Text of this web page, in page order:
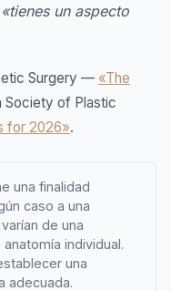
un aspecto
Surgery — «The
Society of Plastic
for 2026».
una finalidad
caso a una
de una
individual.
una
adecuada.